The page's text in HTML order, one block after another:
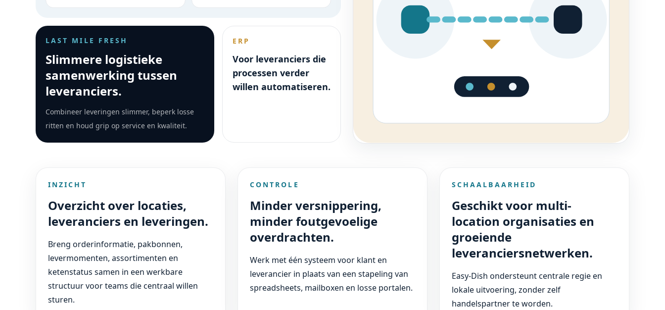
LAST MILE FRESH
Slimmere logistieke
samenwerking tussen
leveranciers.
Combineer leveringen slimmer, beperk losse
ritten en houd grip op service en kwaliteit.
ERP
Voor leveranciers die
processen verder
willen automatiseren.
INZICHT
Overzicht over locaties,
leveranciers en leveringen.
Breng orderinformatie, pakbonnen,
levermomenten, assortimenten en
ketenstatus samen in een werkbare
structuur voor teams die centraal willen
sturen.
CONTROLE
Minder versnippering,
minder foutgevoelige
overdrachten.
Werk met één systeem voor klant en
leverancier in plaats van een stapeling van
spreadsheets, mailboxen en losse portalen.
SCHAALBAARHEID
Geschikt voor multi-
location organisaties en
groeiende
leveranciersnetwerken.
Easy-Dish ondersteunt centrale regie en
lokale uitvoering, zonder zelf
handelspartner te worden.